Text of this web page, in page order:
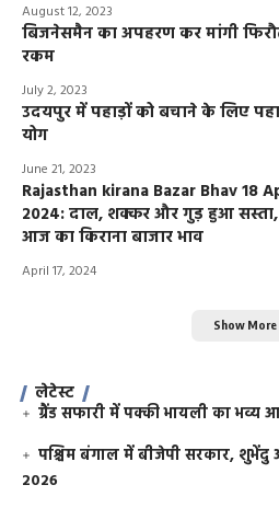
August 12, 2023
बिजनेसमैन का अपहरण कर मांगी
रकम
July 2, 2023
उदयपुर में पहाड़ों को बचाने के लिए
योग
June 21, 2023
Rajasthan kirana Bazar Bhav 18
2024: दाल, शक्कर और गुड़ हुआ
आज का किराना बाजार भाव
April 17, 2024
Show More
लेटेस्ट
ग्रैंड सफारी में पक्की भायली का भव्य
पश्चिम बंगाल में बीजेपी सरकार, शुभेंदु
2026